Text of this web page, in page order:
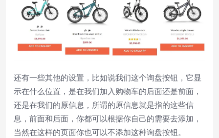
还有一些其他的设置，比如说我们这个询盘按钮，它显
示在什么位置，是在我们加入购物车的后面还是前面，
还是在我们的原信息，所谓的原信息就是指的这些信
息，前面和后面，你都可以根据你自己的需要去添加，
当然在这样的页面你也可以不添加这种询盘按钮。